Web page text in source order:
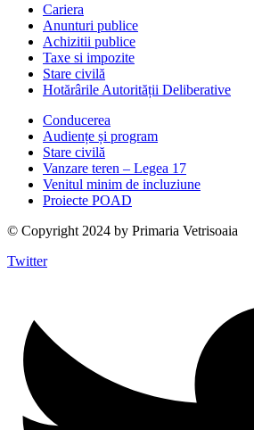
Cariera
Anunturi publice
Achizitii publice
Taxe si impozite
Stare civilă
Hotărârile Autorității Deliberative
Conducerea
Audiențe și program
Stare civilă
Vanzare teren – Legea 17
Venitul minim de incluziune
Proiecte POAD
© Copyright 2024 by Primaria Vetrisoaia
Twitter